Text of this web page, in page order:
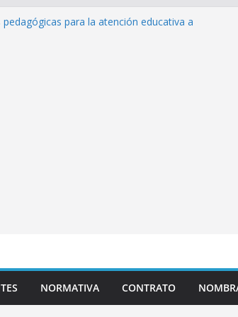
pedagógicas para la atención educativa a
NORMATIVA CONTRATO